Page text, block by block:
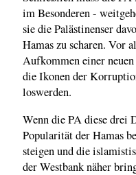
im Besonderen -
sie die Palästinenser
Hamas zu scharen. Vor
Aufkommen einer
die Ikonen der
loswerden.
Wenn die PA diese
Popularität der Hamas
steigen und die
der Westbank näher